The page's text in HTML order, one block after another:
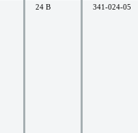
24 В 341-024-05